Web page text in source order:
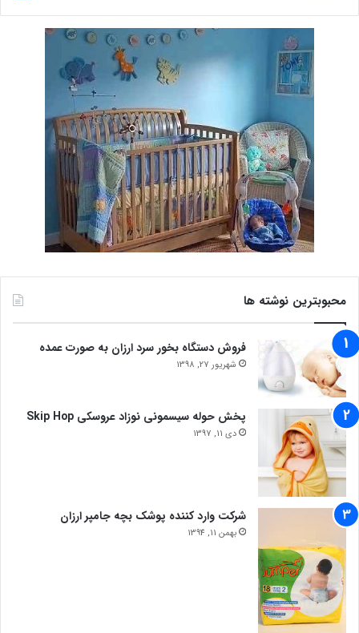
محبوبترین نوشته ها
فروش دستگاه بخور سرد ارزان به صورت عمده
شهریور 27, 1398
پخش حوله سیسمونی نوزاد عروسکی Skip Hop
دی 11, 1397
شرکت وارد کننده پوشک بچه جامپر ارزان
بهمن 11, 1394